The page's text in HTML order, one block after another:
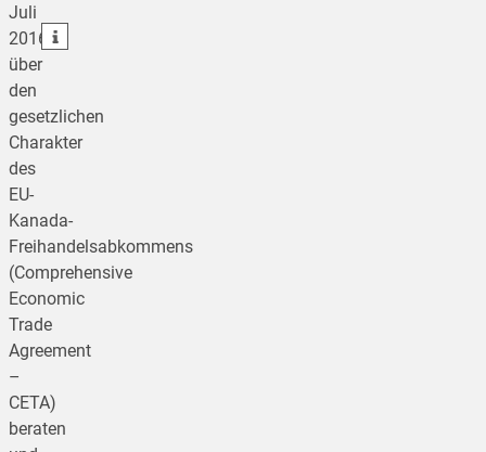
Juli
2016
über
den
gesetzlichen
Charakter
des
EU-
Kanada-
Freihandelsabkommens
(Comprehensive
Economic
Trade
Agreement
–
CETA)
beraten
teilen